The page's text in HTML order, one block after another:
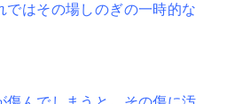
ではその場しのぎの一時的な